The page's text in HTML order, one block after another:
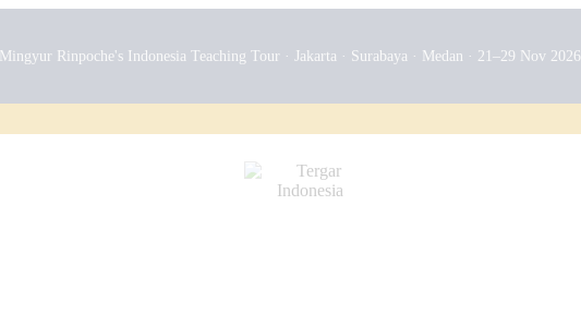
Mingyur Rinpoche's Indonesia Teaching Tour · Jakarta · Surabaya · Medan · 21–29 Nov 2026